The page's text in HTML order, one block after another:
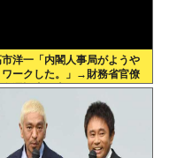
洋一「内閣人事局がようや
ワークした。」→財務省官僚
遷記事を喜んでポスト